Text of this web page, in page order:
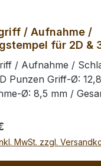
/ Aufnahme /
für 2D &
/ Aufnahme /
Punzen Griff-Ø:
Ø: 8,5 mm /
von 2D & 3D
zu optimieren und
Verteilung der
Preis:
MwSt. zzgl.